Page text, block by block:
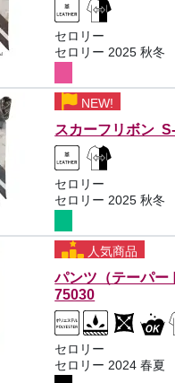
セロリー
セロリー 2025 秋冬
NEW!
スカーフリボン
セロリー
セロリー 2025 秋冬
人気商品
パンツ（テーパ
75030
セロリー
セロリー 2024 春夏